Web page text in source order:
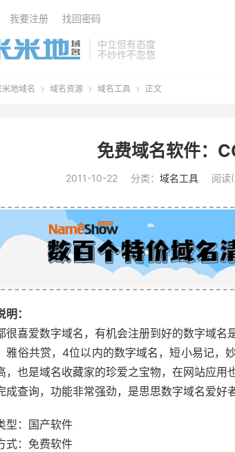
中立但有态度
不炒作不忽悠
我要注册 找回密码
米地域名  域名资源  域名工具  正文
免费域名软件：
2011-10-22 分类： 域名工具 阅读
：
很喜爱数字域名，有机会注册到好的数字域名
雅俗共赏，4位以内的数字域名，短小易记，
，也是域名收藏家的珍爱之宝物，在网站应
成查询，功能非常强劲，是思思数字域名爱好
型：国产软件
式：免费软件